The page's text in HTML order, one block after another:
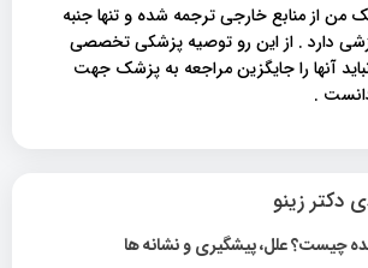
دکتر زینو
چیست؟ علل، پیشگیری و نشانه ها
از منابع خارجی ترجمه شده و تنها جنبه
دارد . از این رو توصیه پزشکی تخصصی
آنها را جایگزین مراجعه به پزشک جهت
.